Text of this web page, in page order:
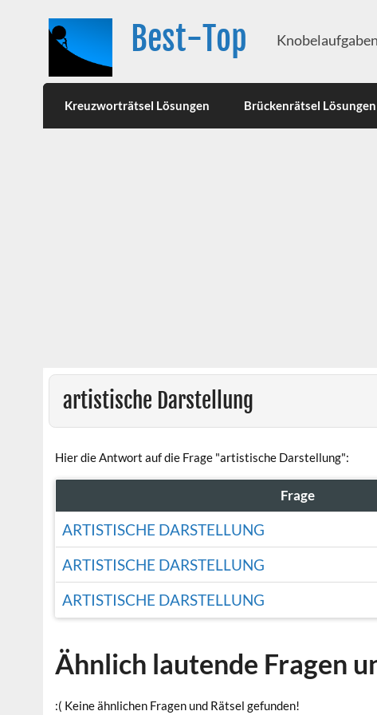
Best-Top
Kreuzworträtsel Lösungen Brückenrätsel Lösungen
artistische Darstellung
Hier die Antwort auf die Frage "artistische Darstellung":
Frage
ARTISTISCHE DARSTELLUNG
ARTISTISCHE DARSTELLUNG
ARTISTISCHE DARSTELLUNG
Ähnlich lautende Fragen
:( Keine ähnlichen Fragen und Rätsel gefunden!